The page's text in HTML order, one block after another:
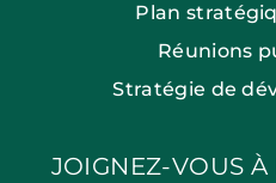
Plan
Réunions
Stratégie de
JOIGNEZ-VOUS À